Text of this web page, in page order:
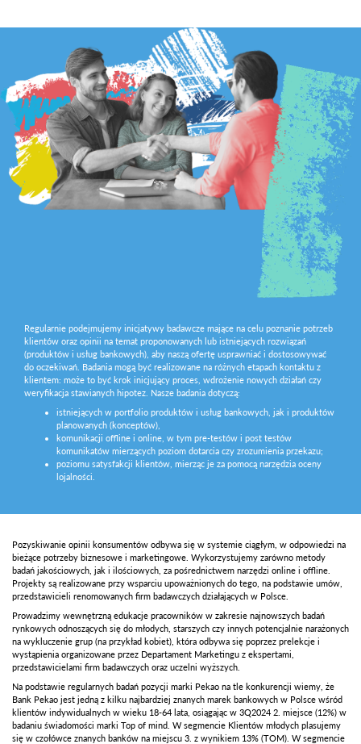
Regularnie podejmujemy inicjatywy badawcze mające na celu poznanie potrzeb
klientów oraz opinii na temat proponowanych lub istniejących rozwiązań
(produktów i usług bankowych), aby naszą ofertę usprawniać i dostosowywać
do oczekiwań. Badania mogą być realizowane na różnych etapach kontaktu z
klientem: może to być krok inicjujący proces, wdrożenie nowych działań czy
weryfikacja stawianych hipotez. Nasze badania dotyczą:
istniejących w portfolio produktów i usług bankowych, jak i produktów
planowanych (konceptów),
komunikacji offline i online, w tym pre-testów i post testów
komunikatów mierzących poziom dotarcia czy zrozumienia przekazu;
poziomu satysfakcji klientów, mierząc je za pomocą narzędzia oceny
lojalności.
Pozyskiwanie opinii konsumentów odbywa się w systemie ciągłym, w odpowiedzi na
bieżące potrzeby biznesowe i marketingowe. Wykorzystujemy zarówno metody
badań jakościowych, jak i ilościowych, za pośrednictwem narzędzi online i offline.
Projekty są realizowane przy wsparciu upoważnionych do tego, na podstawie umów,
przedstawicieli renomowanych firm badawczych działających w Polsce.
Prowadzimy wewnętrzną edukacje pracowników w zakresie najnowszych badań
rynkowych odnoszących się do młodych, starszych czy innych potencjalnie narażonych
na wykluczenie grup (na przykład kobiet), która odbywa się poprzez prelekcje i
wystąpienia organizowane przez Departament Marketingu z ekspertami,
przedstawicielami firm badawczych oraz uczelni wyższych.
Na podstawie regularnych badań pozycji marki Pekao na tle konkurencji wiemy, że
Bank Pekao jest jedną z kilku najbardziej znanych marek bankowych w Polsce wśród
klientów indywidualnych w wieku 18-64 lata, osiągając w 3Q2024 2. miejsce (12%) w
badaniu świadomości marki Top of mind. W segmencie Klientów młodych plasujemy
się w czołówce znanych banków na miejscu 3. z wynikiem 13% (TOM). W segmencie